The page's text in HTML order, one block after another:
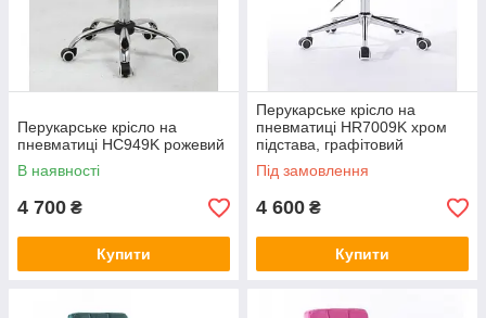
Перукарське крісло на
пневматиці HC949K рожевий
В наявності
4 700 ₴
Купити
Перукарське крісло на
пневматиці HR7009K хром
підстава, графітовий
Під замовлення
4 600 ₴
Купити